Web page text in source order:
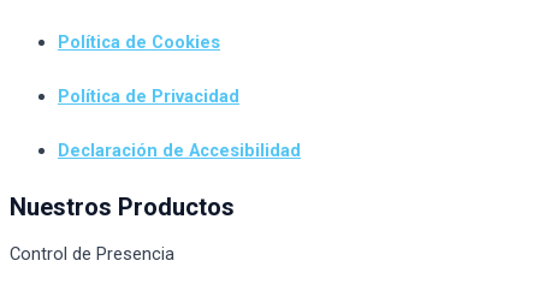
Política de Cookies
Política de Privacidad
Declaración de Accesibilidad
Nuestros Productos
Control de Presencia